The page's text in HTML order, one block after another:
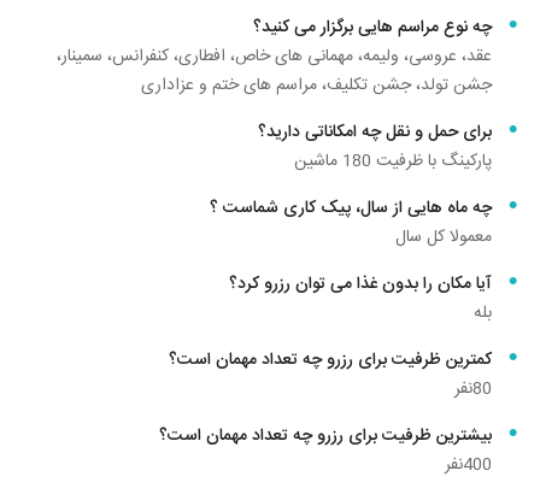
چه نوع مراسم هایی برگزار می کنید؟
عقد، عروسی، ولیمه، مهمانی های خاص، افطاری، کنفرانس، سمینار،
جشن تولد، جشن تکلیف، مراسم های ختم و عزاداری
برای حمل و نقل چه امکاناتی دارید؟
پارکینگ با ظرفیت 180 ماشین
چه ماه هایی از سال، پیک کاری شماست ؟
معمولا کل سال
آیا مکان را بدون غذا می توان رزرو کرد؟
بله
کمترین ظرفیت برای رزرو چه تعداد مهمان است؟
80نفر
بیشترین ظرفیت برای رزرو چه تعداد مهمان است؟
400نفر